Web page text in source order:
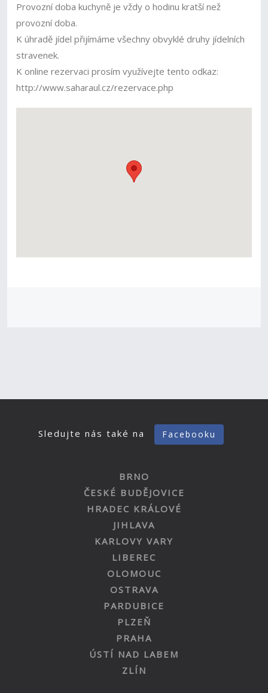
Provozní doba kuchyně je vždy o hodinu kratší než
provozní doba.
K úhradě jídel přijímáme všechny obvyklé druhy jídelních
stravenek.
K online rezervaci prosím využívejte tento odkaz:
http://www.saharaul.cz/rezervace.php
Sledujte nás také na Facebooku
BRNO
ČESKÉ BUDĚJOVICE
HRADEC KRÁLOVÉ
JIHLAVA
KARLOVY VARY
LIBEREC
OLOMOUC
OSTRAVA
PARDUBICE
PLZEŇ
PRAHA
ÚSTÍ NAD LABEM
ZLÍN